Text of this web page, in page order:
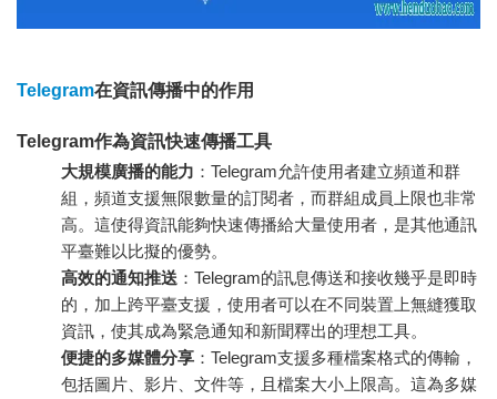
Telegram在資訊傳播中的作用
Telegram作為資訊快速傳播工具
大規模廣播的能力 ：Telegram允許使用者建立頻道和群
組，頻道支援無限數量的訂閱者，而群組成員上限也非常
高。這使得資訊能夠快速傳播給大量使用者，是其他通訊
平臺難以比擬的優勢。
高效的通知推送 ：Telegram的訊息傳送和接收幾乎是即時
的，加上跨平臺支援，使用者可以在不同裝置上無縫獲取
資訊，使其成為緊急通知和新聞釋出的理想工具。
便捷的多媒體分享 ：Telegram支援多種檔案格式的傳輸，
包括圖片、影片、文件等，且檔案大小上限高。這為多媒